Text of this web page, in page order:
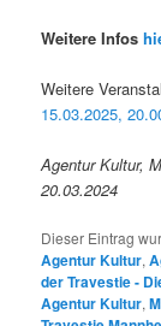
Weitere Infos
Weitere
15.03.2025,
Agentur Kultur,
20.03.2024
Dieser Eintrag
Agentur Kultur,
der Travestie -
Agentur Kultur,